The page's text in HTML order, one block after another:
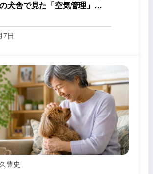
犬舎で見た「空気管理」の
7日
豊史